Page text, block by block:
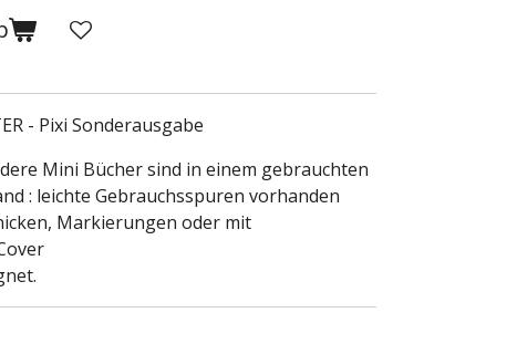
- Pixi Sonderausgabe
Mini Bücher sind in einem gebrauchten
: leichte Gebrauchsspuren vorhanden
Markierungen oder mit